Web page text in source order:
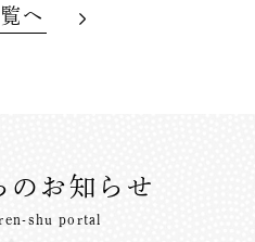
へ
のお知らせ
shu portal